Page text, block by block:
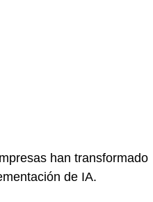
han transformado
de IA.